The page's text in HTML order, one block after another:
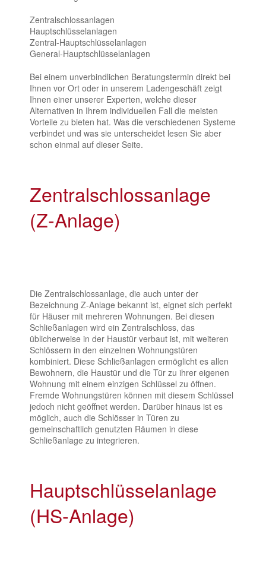
Zentralschlossanlagen
Hauptschlüsselanlagen
Zentral-Hauptschlüsselanlagen
General-Hauptschlüsselanlagen
Bei einem unverbindlichen Beratungstermin direkt bei
Ihnen vor Ort oder in unserem Ladengeschäft zeigt
Ihnen einer unserer Experten, welche dieser
Alternativen in Ihrem individuellen Fall die meisten
Vorteile zu bieten hat. Was die verschiedenen Systeme
verbindet und was sie unterscheidet lesen Sie aber
schon einmal auf dieser Seite.
Zentralschlossanlage
(Z-Anlage)
Die Zentralschlossanlage, die auch unter der
Bezeichnung Z-Anlage bekannt ist, eignet sich perfekt
für Häuser mit mehreren Wohnungen. Bei diesen
Schließanlagen wird ein Zentralschloss, das
üblicherweise in der Haustür verbaut ist, mit weiteren
Schlössern in den einzelnen Wohnungstüren
kombiniert. Diese Schließanlagen ermöglicht es allen
Bewohnern, die Haustür und die Tür zu ihrer eigenen
Wohnung mit einem einzigen Schlüssel zu öffnen.
Fremde Wohnungstüren können mit diesem Schlüssel
jedoch nicht geöffnet werden. Darüber hinaus ist es
möglich, auch die Schlösser in Türen zu
gemeinschaftlich genutzten Räumen in diese
Schließanlage zu integrieren.
Hauptschlüsselanlage
(HS-Anlage)